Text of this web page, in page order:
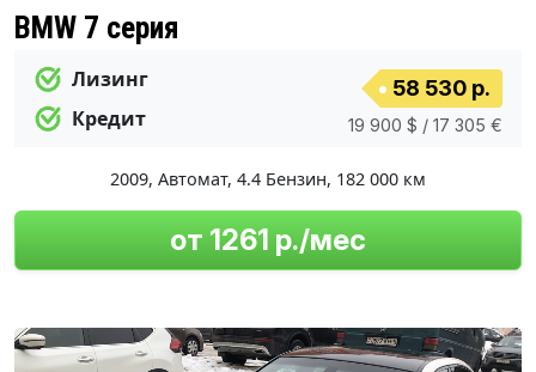
BMW 7 серия
Лизинг
Кредит
58 530 р.
19 900 $ / 17 305 €
2009, Автомат, 4.4 Бензин, 182 000 км
от 1261 р./мес